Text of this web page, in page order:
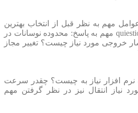
مهم به نظر قبل از انتخاب بهترین
تنظیم کننده می باشد. quiestions مهم به پاسخ: محدوده نوسانات در
خروجی مورد نیاز چیست؟ تغییر مجاز
افزار نیاز به چیست؟ چقدر سرعت
نیاز انتقال نیز در نظر گرفتن مهم